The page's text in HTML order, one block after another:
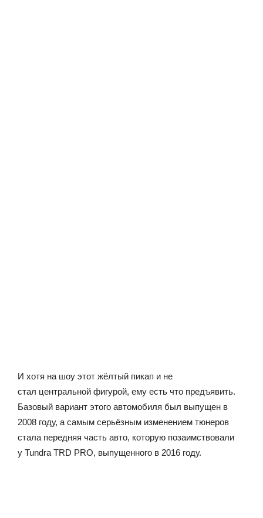
И хотя на шоу этот жёлтый пикап и не
стал центральной фигурой, ему есть что предъявить.
Базовый вариант этого автомобиля был выпущен в
2008 году, а самым серьёзным изменением тюнеров
стала передняя часть авто, которую позаимствовали
у Tundra TRD PRO, выпущенного в 2016 году.